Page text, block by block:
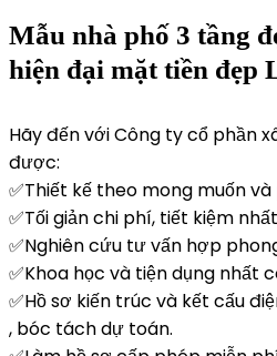
Mẫu nhà phố 3 tầng
hiện đại mặt tiền đẹp
Hãy đến với Công ty cổ phần
được:
✅Thiết kế theo mong muốn
✅Tối giản chi phí, tiết kiệm
✅Nghiên cứu tư vấn hợp
✅Khoa học và tiện dụng nhất
✅Hồ sơ kiến trúc và kết cấu
, bóc tách dự toán.